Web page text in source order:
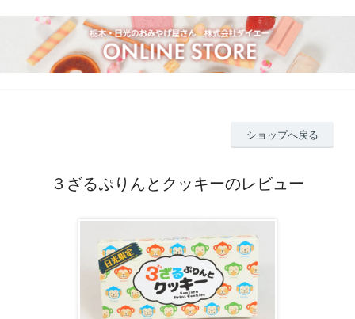
ショップへ戻る
３ざるぷりんとクッキーのレビュー